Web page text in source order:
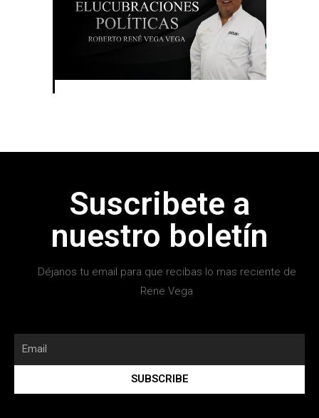
Suscribete a
nuestro boletín
Déjanos tu email para que recibas lo mas reciente de
Rene Vega
SUBSCRIBE